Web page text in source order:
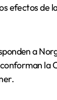
efectos de
a
la